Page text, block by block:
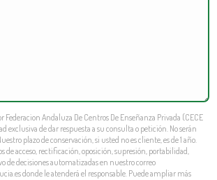
Federacion Andaluza De Centros De Enseñanza Privada (CECE
exclusiva de dar respuesta a su consulta o petición. No serán
plazo de conservación, si usted no es cliente, es de 1 año.
de acceso, rectificación, oposición, supresión, portabilidad,
de decisiones automatizadas en nuestro correo
donde le atenderá el responsable. Puede ampliar más